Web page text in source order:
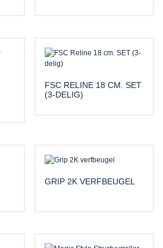
FSC RELINE 18 CM. SET
(3-DELIG)
GRIP 2K VERFBEUGEL